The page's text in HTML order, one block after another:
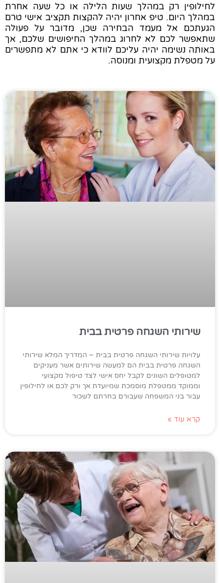
לחילופין רק במהלך שעות הלילה או כל שעה אחרת
במהלך היום. טיפ אחרון יהיה להקצות תקציב אישי טרם
הגעתכם אל מעמד הבחירה שכן, מדובר על פעולה
שתאפשר לכם לא לחרוג במהלך החיפושים שלכם, אך
באותה נשימה יהיה עליכם לוודא כי אתם לא מתפשרים
על מטפלת מקצועית ומנוסה.
שירותי השגחה פרטית בבית
עלויות שירותי השגחה פרטית בבית – המדריך המלא שירותי
השגחה פרטית בבית הם למעשה שירותים אשר מעניקים
למטופלים השונים לקבל יחס אישי לצד טיפול מקצועי
וממוקד ממטפלת מוסמכת שמיועדת אך ורק לכם או לחילופין
עבור בני המשפחה שעבורם בחרתם לשכור
קרא עוד »